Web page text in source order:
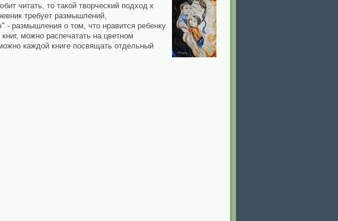
читать, то такой творческий подход к
требует размышлений,
- размышления о том, что нравится ребенку
можно распечатать на цветном
каждой книге посвящать отдельный